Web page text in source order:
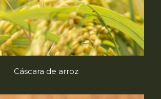
Cáscara de arroz